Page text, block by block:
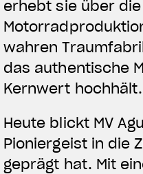
erhebt sie über
wahren
das authentische
Kernwert hochhält.
Heute blickt MV
Pioniergeist in die
geprägt hat. Mit